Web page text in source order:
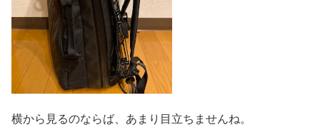
横から見るのならば、あまり目立ちませんね。